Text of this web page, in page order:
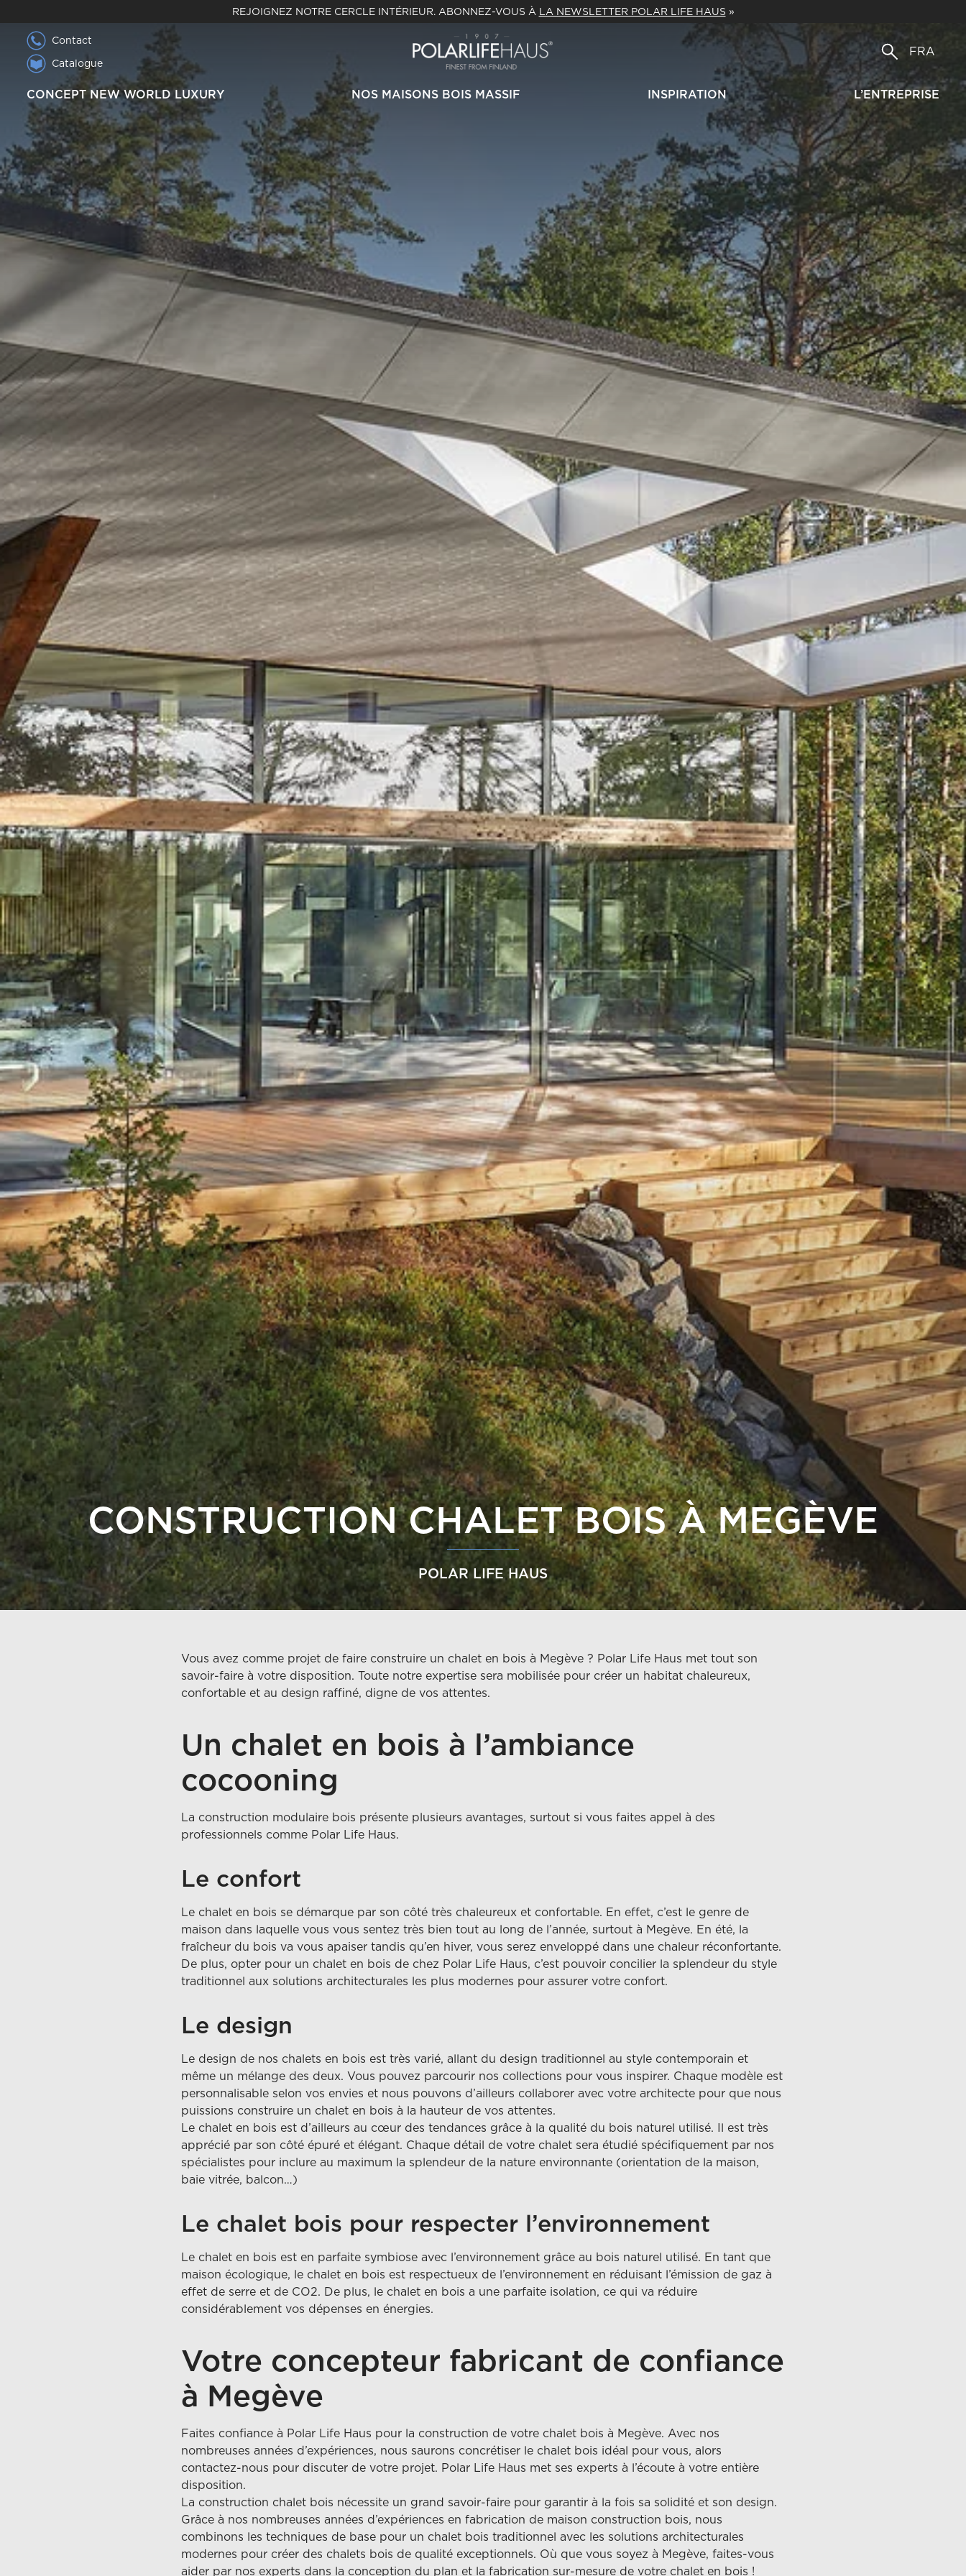
REJOIGNEZ NOTRE CERCLE INTÉRIEUR. ABONNEZ-VOUS À LA NEWSLETTER POLAR LIFE HAUS »
Contact
Catalogue
FRA
CONCEPT NEW WORLD LUXURY NOS MAISONS BOIS MASSIF INSPIRATION L’ENTREPRISE
CONSTRUCTION CHALET BOIS À MEGÈVE
POLAR LIFE HAUS
Vous avez comme projet de faire construire un chalet en bois à Megève ? Polar Life Haus met tout son
savoir-faire à votre disposition. Toute notre expertise sera mobilisée pour créer un habitat chaleureux,
confortable et au design raffiné, digne de vos attentes.
Un chalet en bois à l’ambiance
cocooning
La construction modulaire bois présente plusieurs avantages, surtout si vous faites appel à des
professionnels comme Polar Life Haus.
Le confort
Le chalet en bois se démarque par son côté très chaleureux et confortable. En effet, c’est le genre de
maison dans laquelle vous vous sentez très bien tout au long de l’année, surtout à Megève. En été, la
fraîcheur du bois va vous apaiser tandis qu’en hiver, vous serez enveloppé dans une chaleur réconfortante.
De plus, opter pour un chalet en bois de chez Polar Life Haus, c’est pouvoir concilier la splendeur du style
traditionnel aux solutions architecturales les plus modernes pour assurer votre confort.
Le design
Le design de nos chalets en bois est très varié, allant du design traditionnel au style contemporain et
même un mélange des deux. Vous pouvez parcourir nos collections pour vous inspirer. Chaque modèle est
personnalisable selon vos envies et nous pouvons d’ailleurs collaborer avec votre architecte pour que nous
puissions construire un chalet en bois à la hauteur de vos attentes.
Le chalet en bois est d’ailleurs au cœur des tendances grâce à la qualité du bois naturel utilisé. Il est très
apprécié par son côté épuré et élégant. Chaque détail de votre chalet sera étudié spécifiquement par nos
spécialistes pour inclure au maximum la splendeur de la nature environnante (orientation de la maison,
baie vitrée, balcon…)
Le chalet bois pour respecter l’environnement
Le chalet en bois est en parfaite symbiose avec l’environnement grâce au bois naturel utilisé. En tant que
maison écologique, le chalet en bois est respectueux de l’environnement en réduisant l’émission de gaz à
effet de serre et de CO2. De plus, le chalet en bois a une parfaite isolation, ce qui va réduire
considérablement vos dépenses en énergies.
Votre concepteur fabricant de confiance
à Megève
Faites confiance à Polar Life Haus pour la construction de votre chalet bois à Megève. Avec nos
nombreuses années d’expériences, nous saurons concrétiser le chalet bois idéal pour vous, alors
contactez-nous pour discuter de votre projet. Polar Life Haus met ses experts à l’écoute à votre entière
disposition.
La construction chalet bois nécessite un grand savoir-faire pour garantir à la fois sa solidité et son design.
Grâce à nos nombreuses années d’expériences en fabrication de maison construction bois, nous
combinons les techniques de base pour un chalet bois traditionnel avec les solutions architecturales
modernes pour créer des chalets bois de qualité exceptionnels. Où que vous soyez à Megève, faites-vous
aider par nos experts dans la conception du plan et la fabrication sur-mesure de votre chalet en bois !